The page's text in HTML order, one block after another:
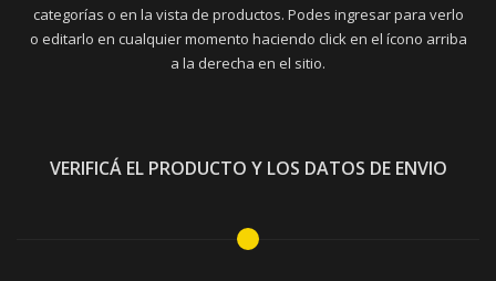
categorías o en la vista de productos. Podes ingresar para verlo
o editarlo en cualquier momento haciendo click en el ícono arriba
a la derecha en el sitio.
VERIFICÁ EL PRODUCTO Y LOS DATOS DE ENVIO